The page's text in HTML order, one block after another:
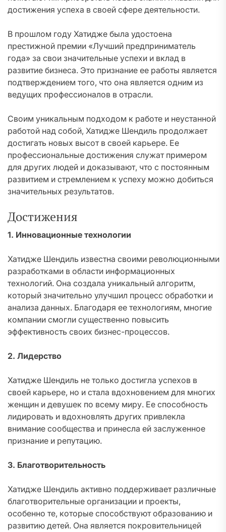
достижения успеха в своей сфере деятельности.
В прошлом году Хатидже была удостоена
престижной премии «Лучший предприниматель
года» за свои значительные успехи и вклад в
развитие бизнеса. Это признание ее работы является
подтверждением того, что она является одним из
ведущих профессионалов в отрасли.
Своим уникальным подходом к работе и неустанной
работой над собой, Хатидже Шендиль продолжает
достигать новых высот в своей карьере. Ее
профессиональные достижения служат примером
для других людей и доказывают, что с постоянным
развитием и стремлением к успеху можно добиться
значительных результатов.
Достижения
1. Инновационные технологии
Хатидже Шендиль известна своими революционными
разработками в области информационных
технологий. Она создала уникальный алгоритм,
который значительно улучшил процесс обработки и
анализа данных. Благодаря ее технологиям, многие
компании смогли существенно повысить
эффективность своих бизнес-процессов.
2. Лидерство
Хатидже Шендиль не только достигла успехов в
своей карьере, но и стала вдохновением для многих
женщин и девушек по всему миру. Ее способность
лидировать и вдохновлять других привлекла
внимание сообщества и принесла ей заслуженное
признание и репутацию.
3. Благотворительность
Хатидже Шендиль активно поддерживает различные
благотворительные организации и проекты,
особенно те, которые способствуют образованию и
развитию детей. Она является покровительницей